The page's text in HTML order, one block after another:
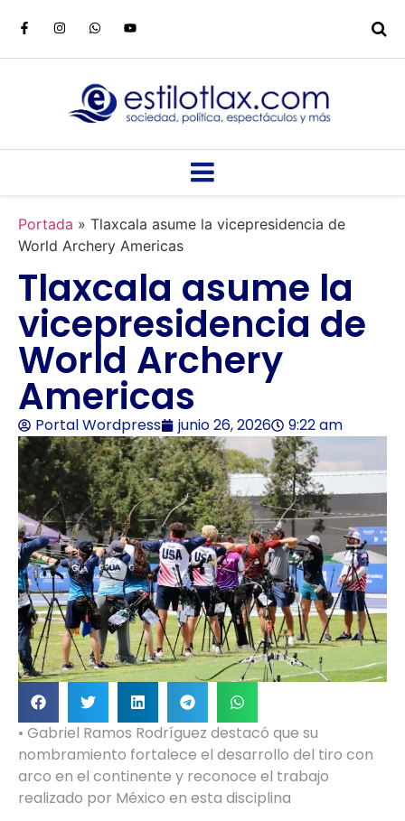
Portada » Tlaxcala asume la vicepresidencia de
World Archery Americas
Tlaxcala asume la
vicepresidencia de
World Archery
Americas
Portal Wordpress junio 26, 2026 9:22 am
• Gabriel Ramos Rodríguez destacó que su
nombramiento fortalece el desarrollo del tiro con
arco en el continente y reconoce el trabajo
realizado por México en esta disciplina